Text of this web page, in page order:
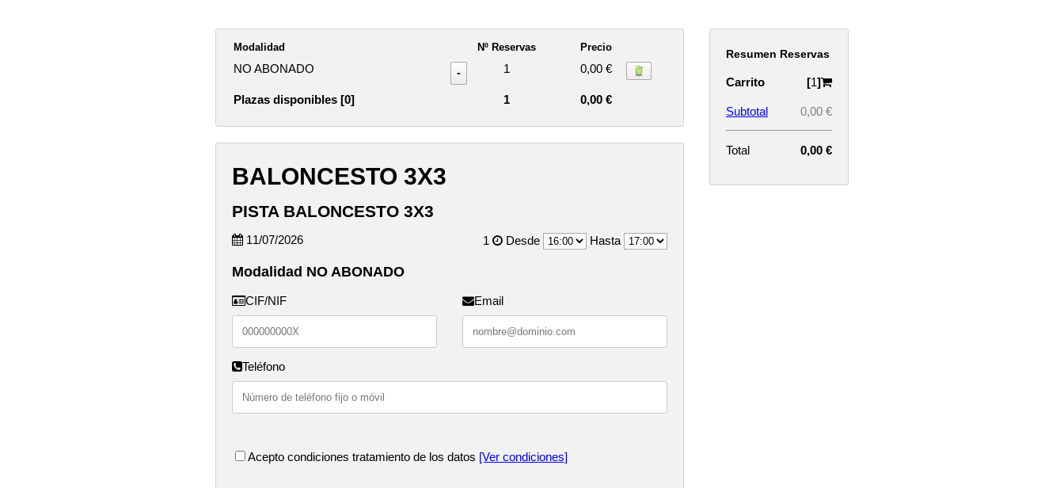
Modalidad Nº Reservas Precio
NO ABONADO - 1 0,00 €
Plazas disponibles [0] 1 0,00 €
BALONCESTO 3X3
PISTA BALONCESTO 3X3
11/07/2026 1 Desde Hasta
Modalidad NO ABONADO
CIF/NIF Email
Teléfono
Acepto condiciones tratamiento de los datos [Ver condiciones]
Resumen Reservas
Carrito [1]
Subtotal 0,00 €
Total 0,00 €